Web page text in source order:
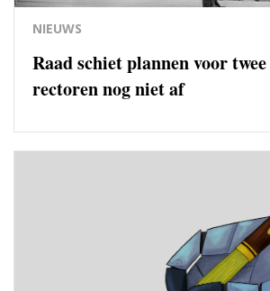
NIEUWS
Raad schiet plannen voor
rectoren nog niet af